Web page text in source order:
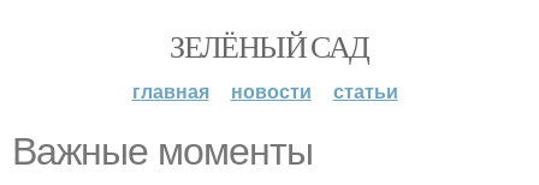
ЗЕЛЁНЫЙ САД
главная новости статьи
Важные моменты